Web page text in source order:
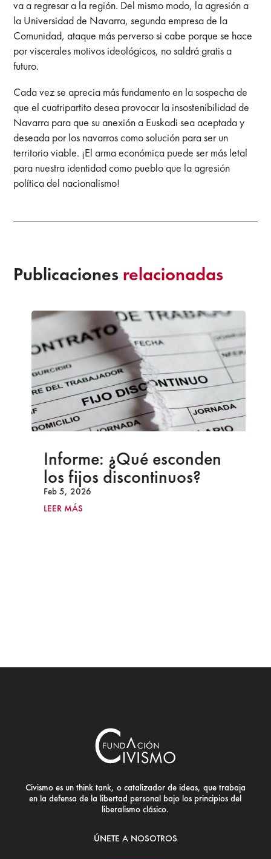
va a regresar a la región. Del mismo modo, la agresión a
la Universidad de Navarra, segunda empresa de la
Comunidad, ataque más perverso si cabe porque se hace
por viscerales motivos ideológicos, no saldrá gratis a
futuro.
Cada vez se aprecia más fundamento en la sospecha de
que el cuatripartito desea provocar la insostenibilidad de
Navarra para que su anexión a Euskadi sea aceptada y
deseada por los navarros como solución para ser un
territorio viable. ¡El arma económica puede ser más letal
para nuestra identidad como pueblo que la agresión
política del nacionalismo!
Publicaciones relacionadas
Informe: ¿Qué esconden
los fijos discontinuos?
Feb 5, 2026
LEER MÁS
Civismo es un think tank, o catalizador de ideas, que trabaja
en la defensa de la libertad personal bajo los principios del
liberalismo clásico.
ÚNETE A NOSOTROS